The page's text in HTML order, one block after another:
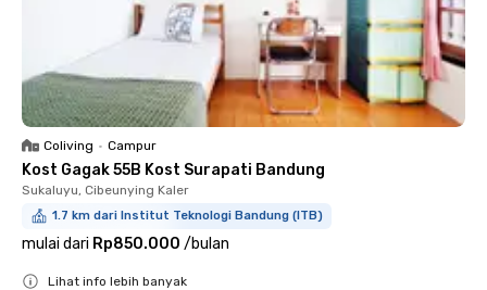
Coliving • Campur
Kost Gagak 55B Kost Surapati Bandung
Sukaluyu, Cibeunying Kaler
1.7 km dari Institut Teknologi Bandung (ITB)
mulai dari Rp850.000 /bulan
Lihat info lebih banyak